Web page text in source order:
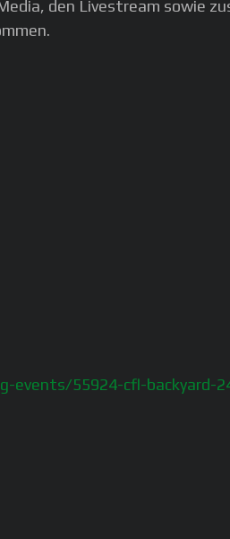
den Livestream sowie
55924-cfl-backyard-